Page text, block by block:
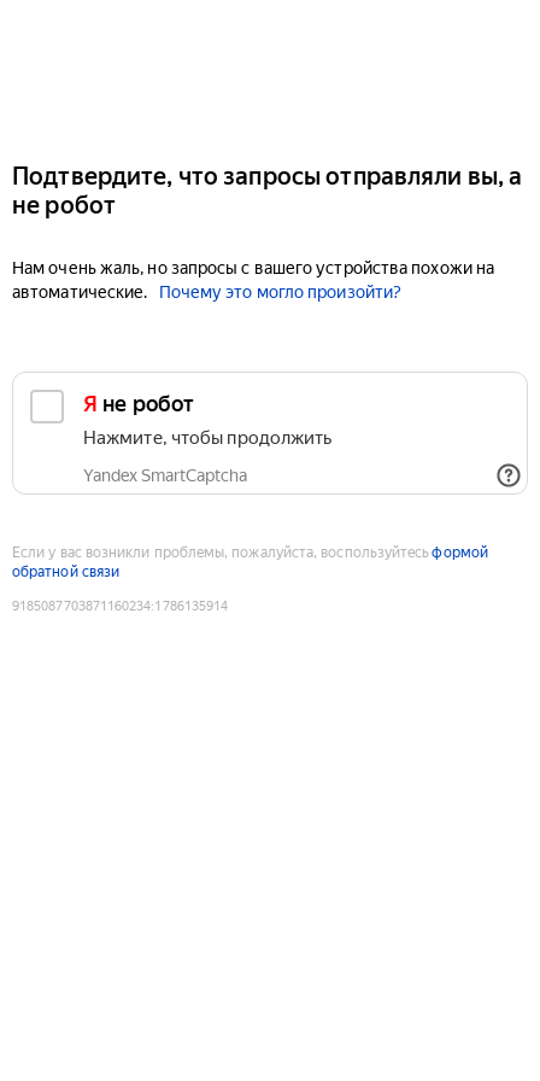
Подтвердите, что запросы отправляли вы, а
не робот
Нам очень жаль, но запросы с вашего устройства похожи на
автоматические.
Почему это могло произойти?
Я не робот
Нажмите, чтобы продолжить
Yandex SmartCaptcha
Если у вас возникли проблемы, пожалуйста, воспользуйтесьформой
обратной связи
9185087703871160234:1786135914